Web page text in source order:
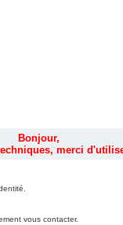
Bonjour,
merci
vous contacter.